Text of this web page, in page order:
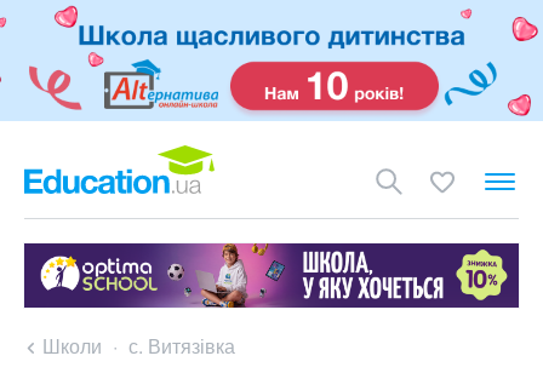
Школи с. Витязівка